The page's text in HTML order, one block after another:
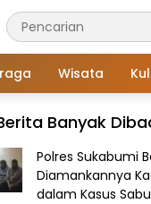
Wisata
Banyak
Polres Sukabumi
Diamankannya
dalam Kasus Sabu